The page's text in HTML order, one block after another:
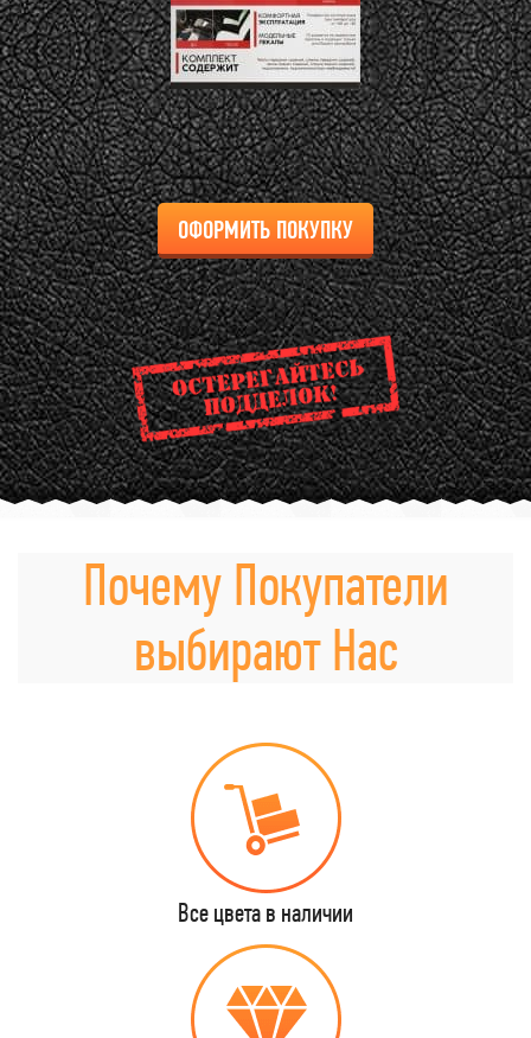
ОФОРМИТЬ ПОКУПКУ
Почему Покупатели
выбирают Нас
Все цвета в наличии